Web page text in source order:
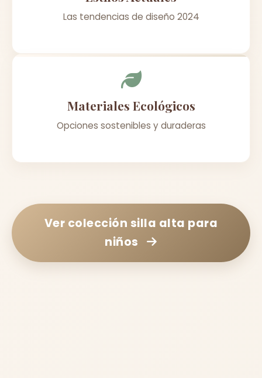
Las tendencias de diseño 2024
Materiales Ecológicos
Opciones sostenibles y duraderas
Ver colección silla alta para
niños